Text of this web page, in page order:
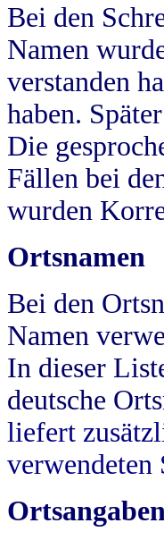
Bei den
Namen
verstanden
haben.
Die
Fällen bei
wurden
Ortsnamen
Bei den
Namen
In dieser
deutsche
liefert
verwendeten